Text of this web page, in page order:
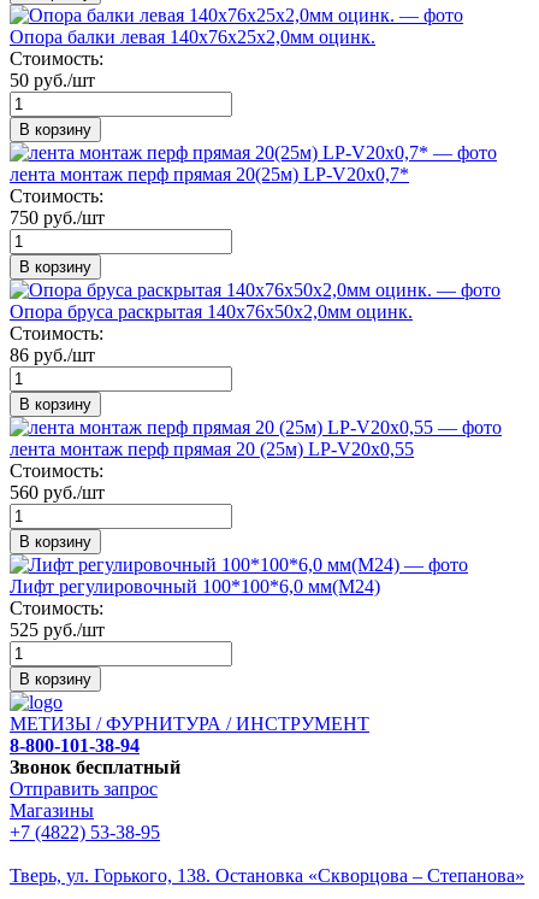
Опора балки левая 140х76х25х2,0мм оцинк.
Стоимость:
50 руб./шт
В корзину
лента монтаж перф прямая 20(25м) LP-V20х0,7*
Стоимость:
750 руб./шт
В корзину
Опора бруса раскрытая 140х76х50х2,0мм оцинк.
Стоимость:
86 руб./шт
В корзину
лента монтаж перф прямая 20 (25м) LP-V20х0,55
Стоимость:
560 руб./шт
В корзину
Лифт регулировочный 100*100*6,0 мм(М24)
Стоимость:
525 руб./шт
В корзину
МЕТИЗЫ / ФУРНИТУРА / ИНСТРУМЕНТ
8-800-101-38-94
Звонок бесплатный
Отправить запрос
Магазины
+7 (4822) 53-38-95
Тверь, ул. Горького, 138. Остановка «Скворцова – Степанова»